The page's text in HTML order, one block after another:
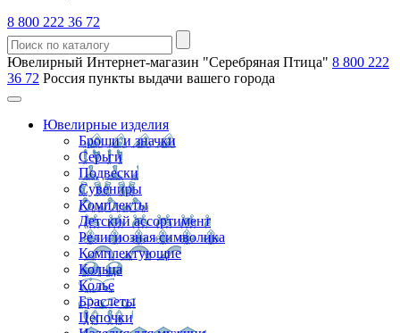
8 800 222 36 72
Ювелирный Интернет-магазин "Серебряная Птица" 8 800 222
36 72 Россия пункты выдачи вашего города
Ювелирные изделия
Броши и значки
Серьги
Подвески
Сувениры
Комплекты
Детский ассортимент
Религиозная символика
Комплектующие
Кольца
Колье
Браслеты
Цепочки